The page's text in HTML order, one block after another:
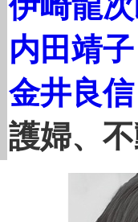
内田靖子
金井良信
護婦、